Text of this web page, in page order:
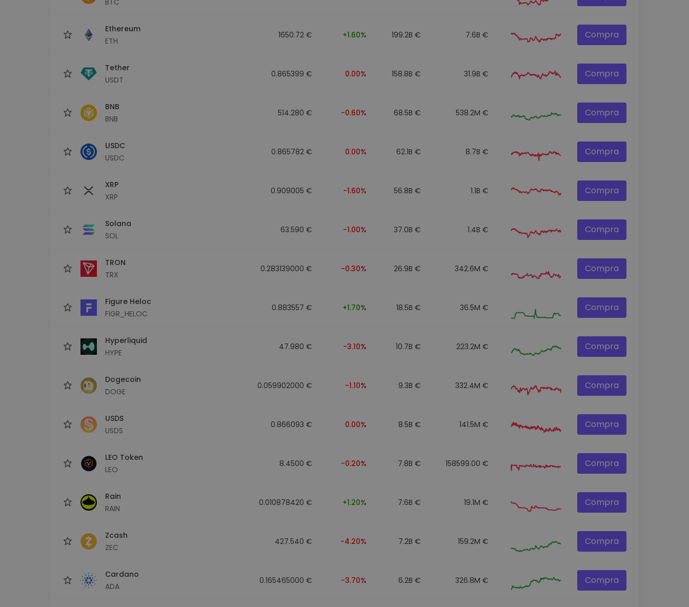
Ethereum
ETH
1650.72 € +1.60% 199.2B € 7.6B € Compra
Tether
USDT
0.865399 € 0.00% 158.8B € 31.9B € Compra
BNB
BNB
514.280 € -0.60% 68.5B € 538.2M € Compra
USDC
USDC
0.865782 € 0.00% 62.1B € 8.7B € Compra
XRP
XRP
0.909005 € -1.60% 56.8B € 1.1B € Compra
Solana
SOL
63.590 € -1.00% 37.0B € 1.4B € Compra
TRON
TRX
0.283139000 € -0.30% 26.9B € 342.6M € Compra
Figure Heloc
FIGR_HELOC
0.883557 € +1.70% 18.5B € 36.5M € Compra
Hyperliquid
HYPE
47.980 € -3.10% 10.7B € 223.2M € Compra
Dogecoin
DOGE
0.059902000 € -1.10% 9.3B € 332.4M € Compra
USDS
USDS
0.866093 € 0.00% 8.5B € 141.5M € Compra
LEO Token
LEO
8.4500 € -0.20% 7.8B € 158599.00 € Compra
Rain
RAIN
0.010878420 € +1.20% 7.6B € 19.1M € Compra
Zcash
ZEC
427.540 € -4.20% 7.2B € 159.2M € Compra
Cardano
ADA
0.165465000 € -3.70% 6.2B € 326.8M € Compra